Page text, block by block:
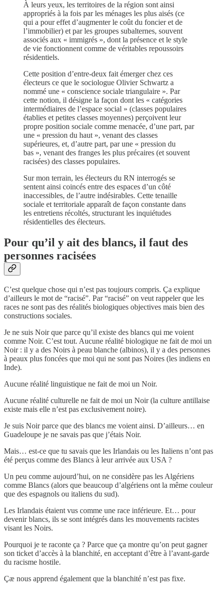
À leurs yeux, les territoires de la région sont ainsi
appropriés à la fois par les ménages les plus aisés (ce
qui a pour effet d’augmenter le coût du foncier et de
l’immobilier) et par les groupes subalternes, souvent
associés aux « immigrés », dont la présence et le style
de vie fonctionnent comme de véritables repoussoirs
résidentiels.
Cette position d’entre-deux fait émerger chez ces
électeurs ce que le sociologue Olivier Schwartz a
nommé une « conscience sociale triangulaire ». Par
cette notion, il désigne la façon dont les « catégories
intermédiaires de l’espace social » (classes populaires
établies et petites classes moyennes) perçoivent leur
propre position sociale comme menacée, d’une part, par
une « pression du haut », venant des classes
supérieures, et, d’autre part, par une « pression du
bas », venant des franges les plus précaires (et souvent
racisées) des classes populaires.
Sur mon terrain, les électeurs du RN interrogés se
sentent ainsi coincés entre des espaces d’un côté
inaccessibles, de l’autre indésirables. Cette tenaille
sociale et territoriale apparaît de façon constante dans
les entretiens récoltés, structurant les inquiétudes
résidentielles des électeurs.
Pour qu’il y ait des blancs, il faut des
personnes racisées
C’est quelque chose qui n’est pas toujours compris. Ça explique
d’ailleurs le mot de “racisé”. Par “racisé” on veut rappeler que les
races ne sont pas des réalités biologiques objectives mais bien des
constructions sociales.
Je ne suis Noir que parce qu’il existe des blancs qui me voient
comme Noir. C’est tout. Aucune réalité biologique ne fait de moi un
Noir : il y a des Noirs à peau blanche (albinos), il y a des personnes
à peaux plus foncées que moi qui ne sont pas Noires (les indiens en
Inde).
Aucune réalité linguistique ne fait de moi un Noir.
Aucune réalité culturelle ne fait de moi un Noir (la culture antillaise
existe mais elle n’est pas exclusivement noire).
Je suis Noir parce que des blancs me voient ainsi. D’ailleurs… en
Guadeloupe je ne savais pas que j’étais Noir.
Mais… est-ce que tu savais que les Irlandais ou les Italiens n’ont pas
été perçus comme des Blancs à leur arrivée aux USA ?
Un peu comme aujourd’hui, on ne considère pas les Algériens
comme Blancs (alors que beaucoup d’algériens ont la même couleur
que des espagnols ou italiens du sud).
Les Irlandais étaient vus comme une race inférieure. Et… pour
devenir blancs, ils se sont intégrés dans les mouvements racistes
visant les Noirs.
Pourquoi je te raconte ça ? Parce que ça montre qu’on peut gagner
son ticket d’accès à la blanchité, en acceptant d’être à l’avant-garde
du racisme hostile.
Çæ nous apprend également que la blanchité n’est pas fixe.